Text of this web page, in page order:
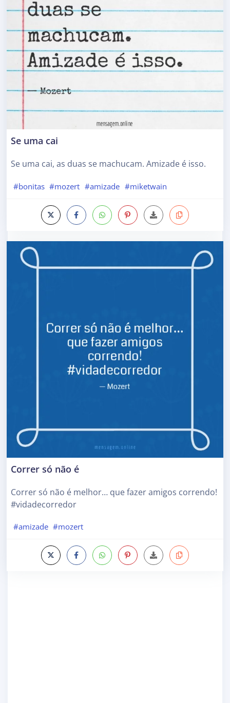
Se uma cai
Se uma cai, as duas se machucam. Amizade é isso.
#bonitas #mozert #amizade #miketwain
Correr só não é
Correr só não é melhor… que fazer amigos correndo!
#vidadecorredor
#amizade #mozert